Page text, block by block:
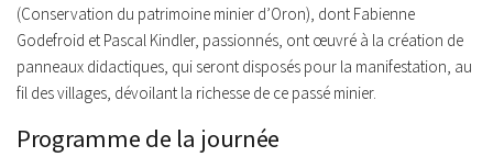
(Conservation du patrimoine minier d’Oron), dont Fabienne
Godefroid et Pascal Kindler, passionnés, ont œuvré à la création de
panneaux didactiques, qui seront disposés pour la manifestation, au
fil des villages, dévoilant la richesse de ce passé minier.
Programme de la journée